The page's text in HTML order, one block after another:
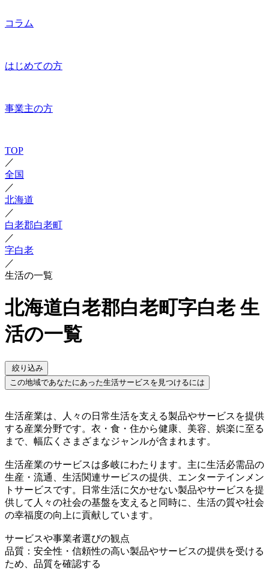
コラム
はじめての方
事業主の方
TOP
／
全国
／
北海道
／
白老郡白老町
／
字白老
／
生活の一覧
北海道白老郡白老町字白老 生
活の一覧
絞り込み
この地域であなたにあった生活サービスを見つけるには
生活産業は、人々の日常生活を支える製品やサービスを提供
する産業分野です。衣・食・住から健康、美容、娯楽に至る
まで、幅広くさまざまなジャンルが含まれます。
生活産業のサービスは多岐にわたります。主に生活必需品の
生産・流通、生活関連サービスの提供、エンターテインメン
トサービスです。日常生活に欠かせない製品やサービスを提
供して人々の社会の基盤を支えると同時に、生活の質や社会
の幸福度の向上に貢献しています。
サービスや事業者選びの観点
品質：安全性・信頼性の高い製品やサービスの提供を受ける
ため、品質を確認する